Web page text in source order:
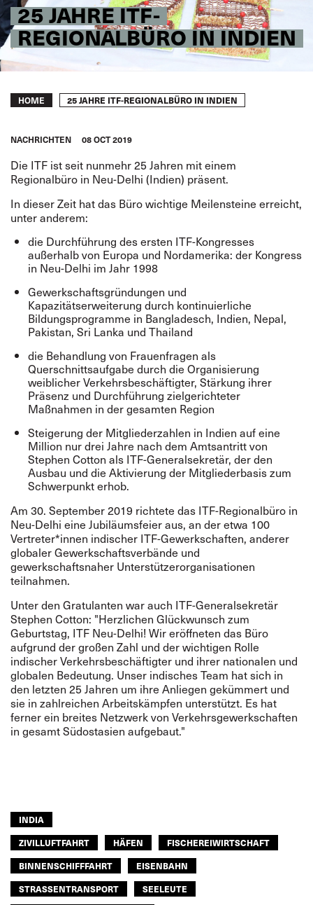
25 JAHRE ITF-
REGIONALBÜRO IN INDIEN
Breadcrumb
HOME 25 JAHRE ITF-REGIONALBÜRO IN INDIEN
NACHRICHTEN 08 OCT 2019
Die ITF ist seit nunmehr 25 Jahren mit einem
Regionalbüro in Neu-Delhi (Indien) präsent.
In dieser Zeit hat das Büro wichtige Meilensteine erreicht,
unter anderem:
die Durchführung des ersten ITF-Kongresses
außerhalb von Europa und Nordamerika: der Kongress
in Neu-Delhi im Jahr 1998
Gewerkschaftsgründungen und
Kapazitätserweiterung durch kontinuierliche
Bildungsprogramme in Bangladesch, Indien, Nepal,
Pakistan, Sri Lanka und Thailand
die Behandlung von Frauenfragen als
Querschnittsaufgabe durch die Organisierung
weiblicher Verkehrsbeschäftigter, Stärkung ihrer
Präsenz und Durchführung zielgerichteter
Maßnahmen in der gesamten Region
Steigerung der Mitgliederzahlen in Indien auf eine
Million nur drei Jahre nach dem Amtsantritt von
Stephen Cotton als ITF-Generalsekretär, der den
Ausbau und die Aktivierung der Mitgliederbasis zum
Schwerpunkt erhob.
Am 30. September 2019 richtete das ITF-Regionalbüro in
Neu-Delhi eine Jubiläumsfeier aus, an der etwa 100
Vertreter*innen indischer ITF-Gewerkschaften, anderer
globaler Gewerkschaftsverbände und
gewerkschaftsnaher Unterstützerorganisationen
teilnahmen.
Unter den Gratulanten war auch ITF-Generalsekretär
Stephen Cotton: "Herzlichen Glückwunsch zum
Geburtstag, ITF Neu-Delhi! Wir eröffneten das Büro
aufgrund der großen Zahl und der wichtigen Rolle
indischer Verkehrsbeschäftigter und ihrer nationalen und
globalen Bedeutung. Unser indisches Team hat sich in
den letzten 25 Jahren um ihre Anliegen gekümmert und
sie in zahlreichen Arbeitskämpfen unterstützt. Es hat
ferner ein breites Netzwerk von Verkehrsgewerkschaften
in gesamt Südostasien aufgebaut."
INDIA
ZIVILLUFTFAHRT
HÄFEN
FISCHEREIWIRTSCHAFT
BINNENSCHIFFFAHRT
EISENBAHN
STRASSENTRANSPORT
SEELEUTE